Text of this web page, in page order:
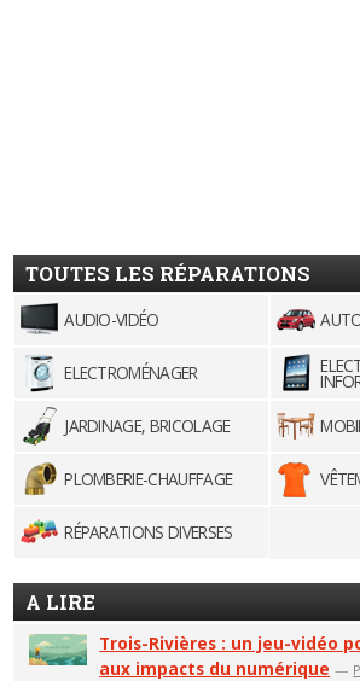
TOUTES LES RÉPARATIONS
AUDIO-VIDÉO
ELECTROMÉNAGER
JARDINAGE, BRICOLAGE
PLOMBERIE-CHAUFFAGE
RÉPARATIONS DIVERSES
A LIRE
Trois-Rivières : un jeu-vidéo
aux impacts du numérique —